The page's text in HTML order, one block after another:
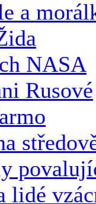
a
NASA
Rusové
lidé